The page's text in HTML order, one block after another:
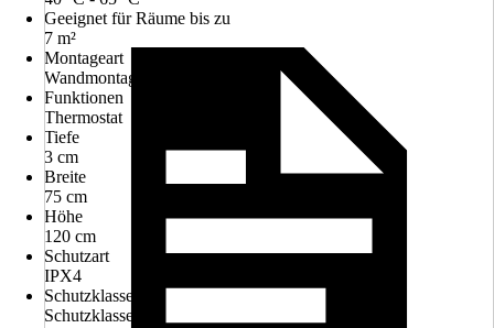
Geeignet für Räume bis zu
7 m²
Montageart
Wandmontage
Funktionen
Thermostat
Tiefe
3 cm
Breite
75 cm
Höhe
120 cm
Schutzart
IPX4
Schutzklasse
Schutzklasse I